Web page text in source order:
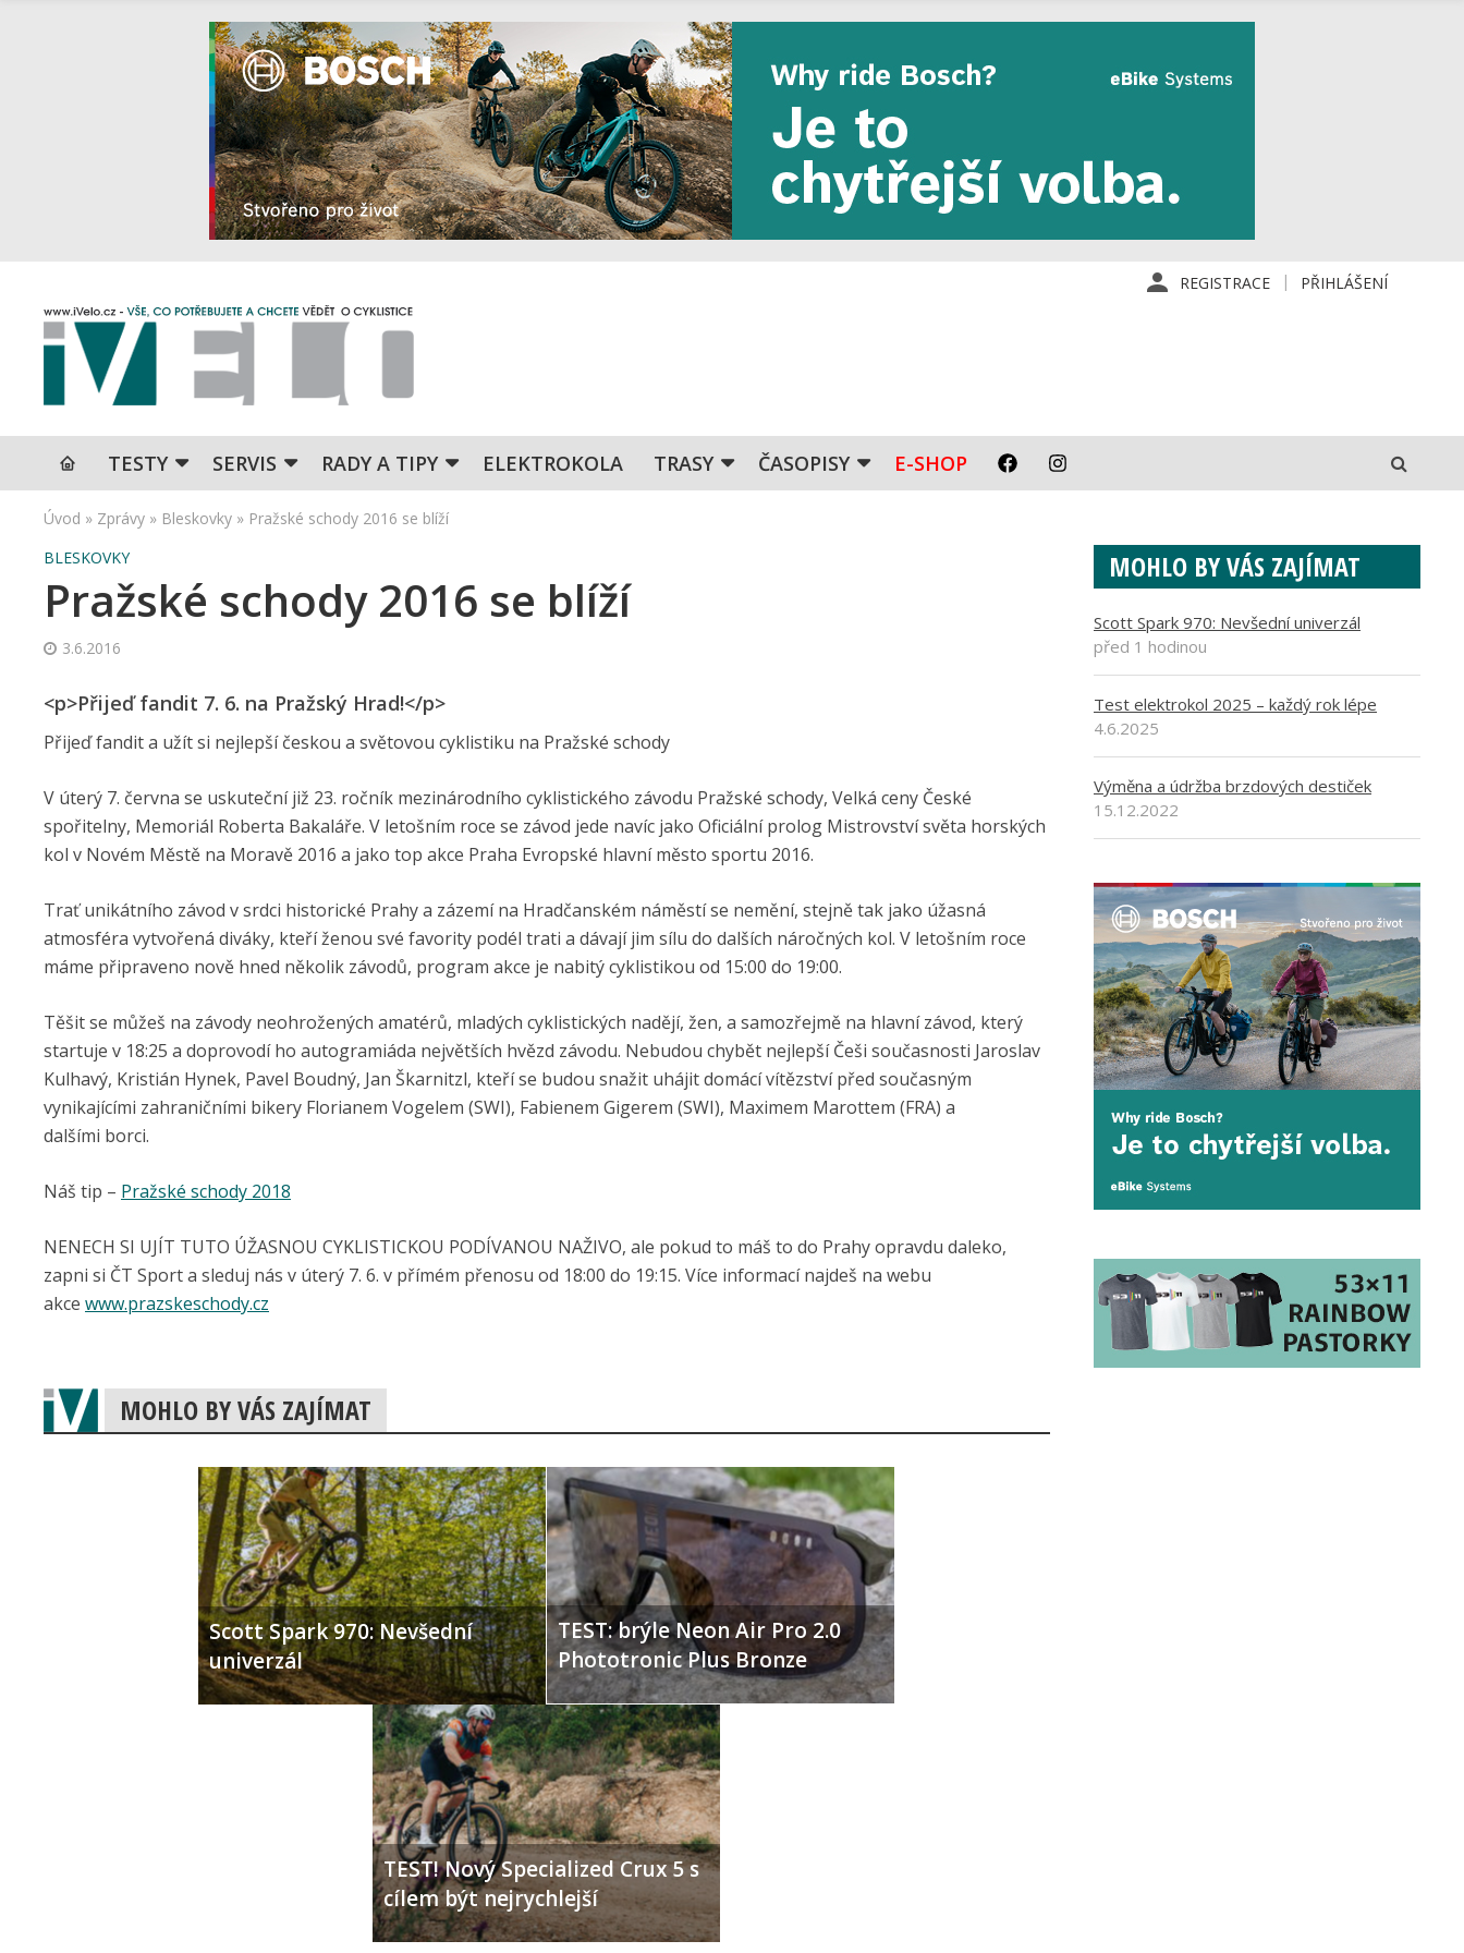
REGISTRACE PŘIHLÁŠENÍ
TESTY SERVIS RADY A TIPY ELEKTROKOLA TRASY ČASOPISY E-SHOP
Úvod » Zprávy » Bleskovky » Pražské schody 2016 se blíží
BLESKOVKY
Pražské schody 2016 se blíží
3.6.2016
<p>Přijeď fandit 7. 6. na Pražský Hrad!</p>
Přijeď fandit a užít si nejlepší českou a světovou cyklistiku na Pražské schody
V úterý 7. června se uskuteční již 23. ročník mezinárodního cyklistického závodu Pražské schody, Velká ceny České
spořitelny, Memoriál Roberta Bakaláře. V letošním roce se závod jede navíc jako Oficiální prolog Mistrovství světa horských
kol v Novém Městě na Moravě 2016 a jako top akce Praha Evropské hlavní město sportu 2016.
Trať unikátního závod v srdci historické Prahy a zázemí na Hradčanském náměstí se nemění, stejně tak jako úžasná
atmosféra vytvořená diváky, kteří ženou své favority podél trati a dávají jim sílu do dalších náročných kol. V letošním roce
máme připraveno nově hned několik závodů, program akce je nabitý cyklistikou od 15:00 do 19:00.
Těšit se můžeš na závody neohrožených amatérů, mladých cyklistických nadějí, žen, a samozřejmě na hlavní závod, který
startuje v 18:25 a doprovodí ho autogramiáda největších hvězd závodu. Nebudou chybět nejlepší Češi současnosti Jaroslav
Kulhavý, Kristián Hynek, Pavel Boudný, Jan Škarnitzl, kteří se budou snažit uhájit domácí vítězství před současným
vynikajícími zahraničními bikery Florianem Vogelem (SWI), Fabienem Gigerem (SWI), Maximem Marottem (FRA) a
dalšími borci.
Náš tip – Pražské schody 2018
NENECH SI UJÍT TUTO ÚŽASNOU CYKLISTICKOU PODÍVANOU NAŽIVO, ale pokud to máš to do Prahy opravdu daleko,
zapni si ČT Sport a sleduj nás v úterý 7. 6. v přímém přenosu od 18:00 do 19:15. Více informací najdeš na webu
akce www.prazskeschody.cz
MOHLO BY VÁS ZAJÍMAT
Scott Spark 970: Nevšední
univerzál
TEST: brýle Neon Air Pro 2.0
Phototronic Plus Bronze
TEST! Nový Specialized Crux 5 s
cílem být nejrychlejší
MOHLO BY VÁS ZAJÍMAT
Scott Spark 970: Nevšední univerzál
před 1 hodinou
Test elektrokol 2025 – každý rok lépe
4.6.2025
Výměna a údržba brzdových destiček
15.12.2022